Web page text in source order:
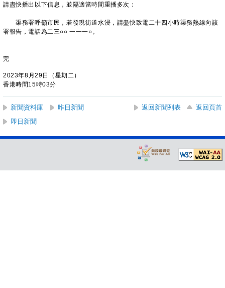
請盡快播出以下信息，並隔適當時間重播多次：
渠務署呼籲市民，若發現街道水浸，請盡快致電二十四小時渠務熱線向該
署報告，電話為二三○○ 一一一○。
完
2023年8月29日（星期二）
香港時間15時03分
新聞資料庫 昨日新聞 返回新聞列表
返回頁首
即日新聞